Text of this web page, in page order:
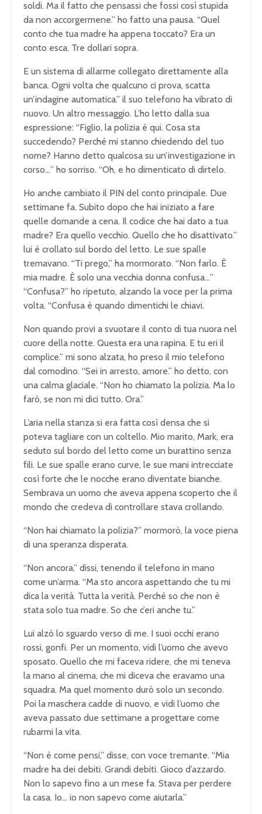
soldi. Ma il fatto che pensassi che fossi così stupida
da non accorgermene.” ho fatto una pausa. “Quel
conto che tua madre ha appena toccato? Era un
conto esca. Tre dollari sopra.
E un sistema di allarme collegato direttamente alla
banca. Ogni volta che qualcuno ci prova, scatta
un’indagine automatica.” il suo telefono ha vibrato di
nuovo. Un altro messaggio. L’ho letto dalla sua
espressione: “Figlio, la polizia è qui. Cosa sta
succedendo? Perché mi stanno chiedendo del tuo
nome? Hanno detto qualcosa su un’investigazione in
corso…” ho sorriso. “Oh, e ho dimenticato di dirtelo.
Ho anche cambiato il PIN del conto principale. Due
settimane fa. Subito dopo che hai iniziato a fare
quelle domande a cena. Il codice che hai dato a tua
madre? Era quello vecchio. Quello che ho disattivato.”
lui è crollato sul bordo del letto. Le sue spalle
tremavano. “Ti prego,” ha mormorato. “Non farlo. È
mia madre. È solo una vecchia donna confusa…”
“Confusa?” ho ripetuto, alzando la voce per la prima
volta. “Confusa è quando dimentichi le chiavi.
Non quando provi a svuotare il conto di tua nuora nel
cuore della notte. Questa era una rapina. E tu eri il
complice.” mi sono alzata, ho preso il mio telefono
dal comodino. “Sei in arresto, amore.” ho detto, con
una calma glaciale. “Non ho chiamato la polizia. Ma lo
farò, se non mi dici tutto. Ora.”
L’aria nella stanza si era fatta così densa che si
poteva tagliare con un coltello. Mio marito, Mark, era
seduto sul bordo del letto come un burattino senza
fili. Le sue spalle erano curve, le sue mani intrecciate
così forte che le nocche erano diventate bianche.
Sembrava un uomo che aveva appena scoperto che il
mondo che credeva di controllare stava crollando.
“Non hai chiamato la polizia?” mormorò, la voce piena
di una speranza disperata.
“Non ancora,” dissi, tenendo il telefono in mano
come un’arma. “Ma sto ancora aspettando che tu mi
dica la verità. Tutta la verità. Perché so che non è
stata solo tua madre. So che c’eri anche tu.”
Lui alzò lo sguardo verso di me. I suoi occhi erano
rossi, gonfi. Per un momento, vidi l’uomo che avevo
sposato. Quello che mi faceva ridere, che mi teneva
la mano al cinema, che mi diceva che eravamo una
squadra. Ma quel momento durò solo un secondo.
Poi la maschera cadde di nuovo, e vidi l’uomo che
aveva passato due settimane a progettare come
rubarmi la vita.
“Non è come pensi,” disse, con voce tremante. “Mia
madre ha dei debiti. Grandi debiti. Gioco d’azzardo.
Non lo sapevo fino a un mese fa. Stava per perdere
la casa. Io… io non sapevo come aiutarla.”